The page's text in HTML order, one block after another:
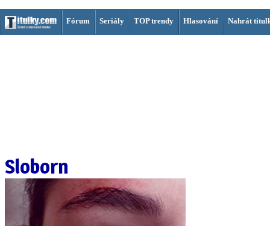
Fórum Seriály TOP trendy Hlasování Nahrát
Sloborn